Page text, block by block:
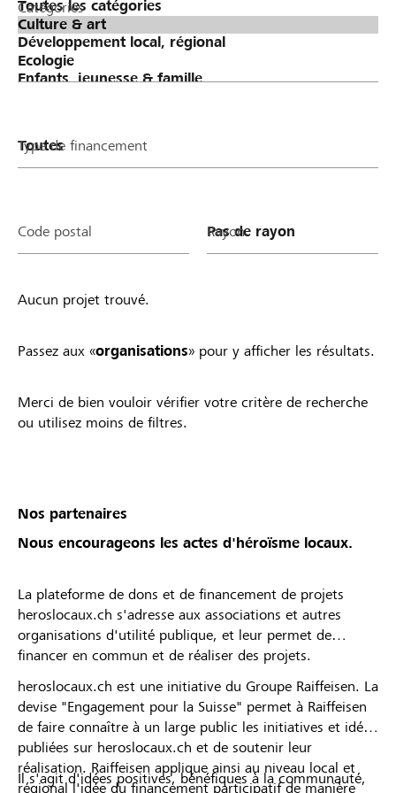
Catégories
Type de financement
Code postal Rayon
Aucun projet trouvé.
Passez aux «organisations» pour y afficher les résultats.
Merci de bien vouloir vérifier votre critère de recherche
ou utilisez moins de filtres.
Nos partenaires
Nous encourageons les actes d'héroïsme locaux.
La plateforme de dons et de financement de projets
heroslocaux.ch s'adresse aux associations et autres
organisations d'utilité publique, et leur permet de
financer en commun et de réaliser des projets.
heroslocaux.ch est une initiative du Groupe Raiffeisen. La
devise "Engagement pour la Suisse" permet à Raiffeisen
de faire connaître à un large public les initiatives et idées
publiées sur heroslocaux.ch et de soutenir leur
réalisation. Raiffeisen applique ainsi au niveau local et
régional l'idée du financement participatif de manière
Il s'agit d'idées positives, bénéfiques à la communauté,